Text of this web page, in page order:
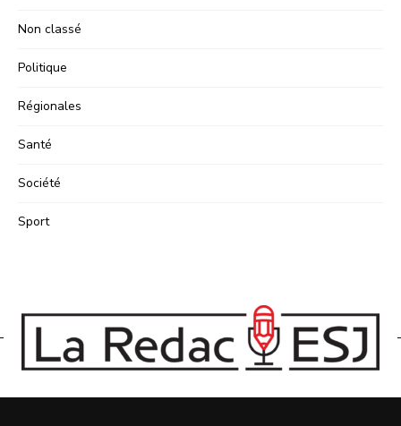
Non classé
Politique
Régionales
Santé
Société
Sport